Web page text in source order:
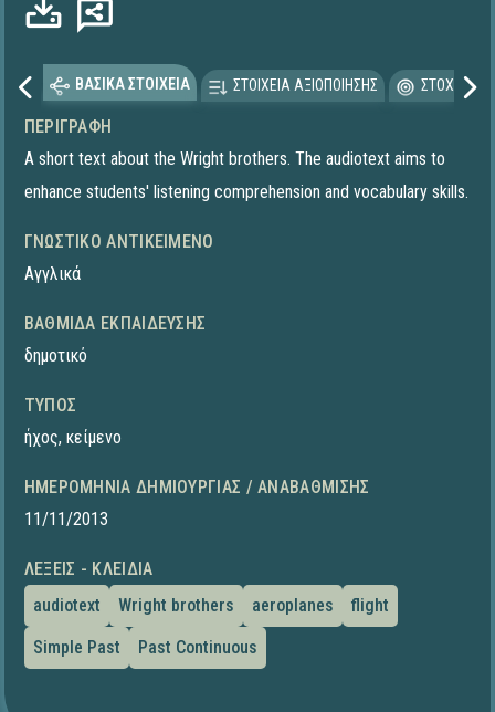
ΒΑΣΙΚΑ ΣΤΟΙΧΕΙΑ ΣΤΟΙΧΕΙΑ ΑΞΙΟΠΟΙΗΣΗΣ
ΠΕΡΙΓΡΑΦΉ
A short text about the Wright brothers. The audiotext aims to
enhance students' listening comprehension and vocabulary skills.
ΓΝΩΣΤΙΚΌ ΑΝΤΙΚΕΊΜΕΝΟ
Αγγλικά
ΒΑΘΜΊΔΑ ΕΚΠΑΊΔΕΥΣΗΣ
δημοτικό
ΤΎΠΟΣ
ήχος, κείμενο
ΗΜΕΡΟΜΗΝΊΑ ΔΗΜΙΟΥΡΓΊΑΣ / ΑΝΑΒΆΘΜΙΣΗΣ
11/11/2013
ΛΈΞΕΙΣ - ΚΛΕΙΔΙΆ
audiotext
Wright brothers aeroplanes
flight
Simple Past
Past Continuous